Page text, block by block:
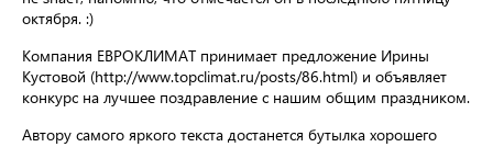
октября. :)
Компания ЕВРОКЛИМАТ принимает предложение Ирины
Кустовой (http://www.topclimat.ru/posts/86.html) и объявляет
конкурс на лучшее поздравление с нашим общим праздником.
Автору самого яркого текста достанется бутылка хорошего